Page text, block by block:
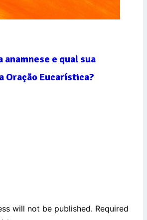
anamnese e qual sua
Oração Eucarística?
will not be published. Required